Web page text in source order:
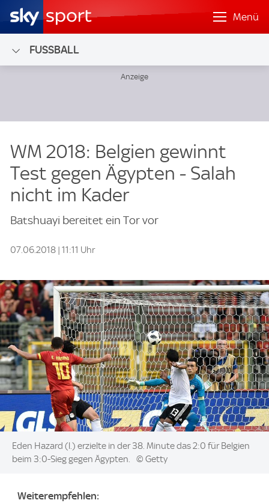
Menü
FUSSBALL
WM 2018: Belgien gewinnt
Test gegen Ägypten - Salah
nicht im Kader
Batshuayi bereitet ein Tor vor
07.06.2018 | 11:11 Uhr
Image:
Eden Hazard (l.) erzielte in der 38. Minute das 2:0 für Belgien
beim 3:0-Sieg gegen Ägypten.
© Getty
Weiterempfehlen: